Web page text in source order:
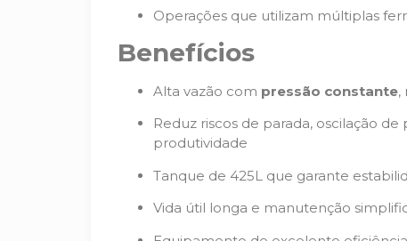
Operações que utilizam múltiplas
Benefícios
Alta vazão com pressão constante,
Reduz riscos de parada, oscilação
produtividade
Tanque de 425L que garante
Vida útil longa e manutenção